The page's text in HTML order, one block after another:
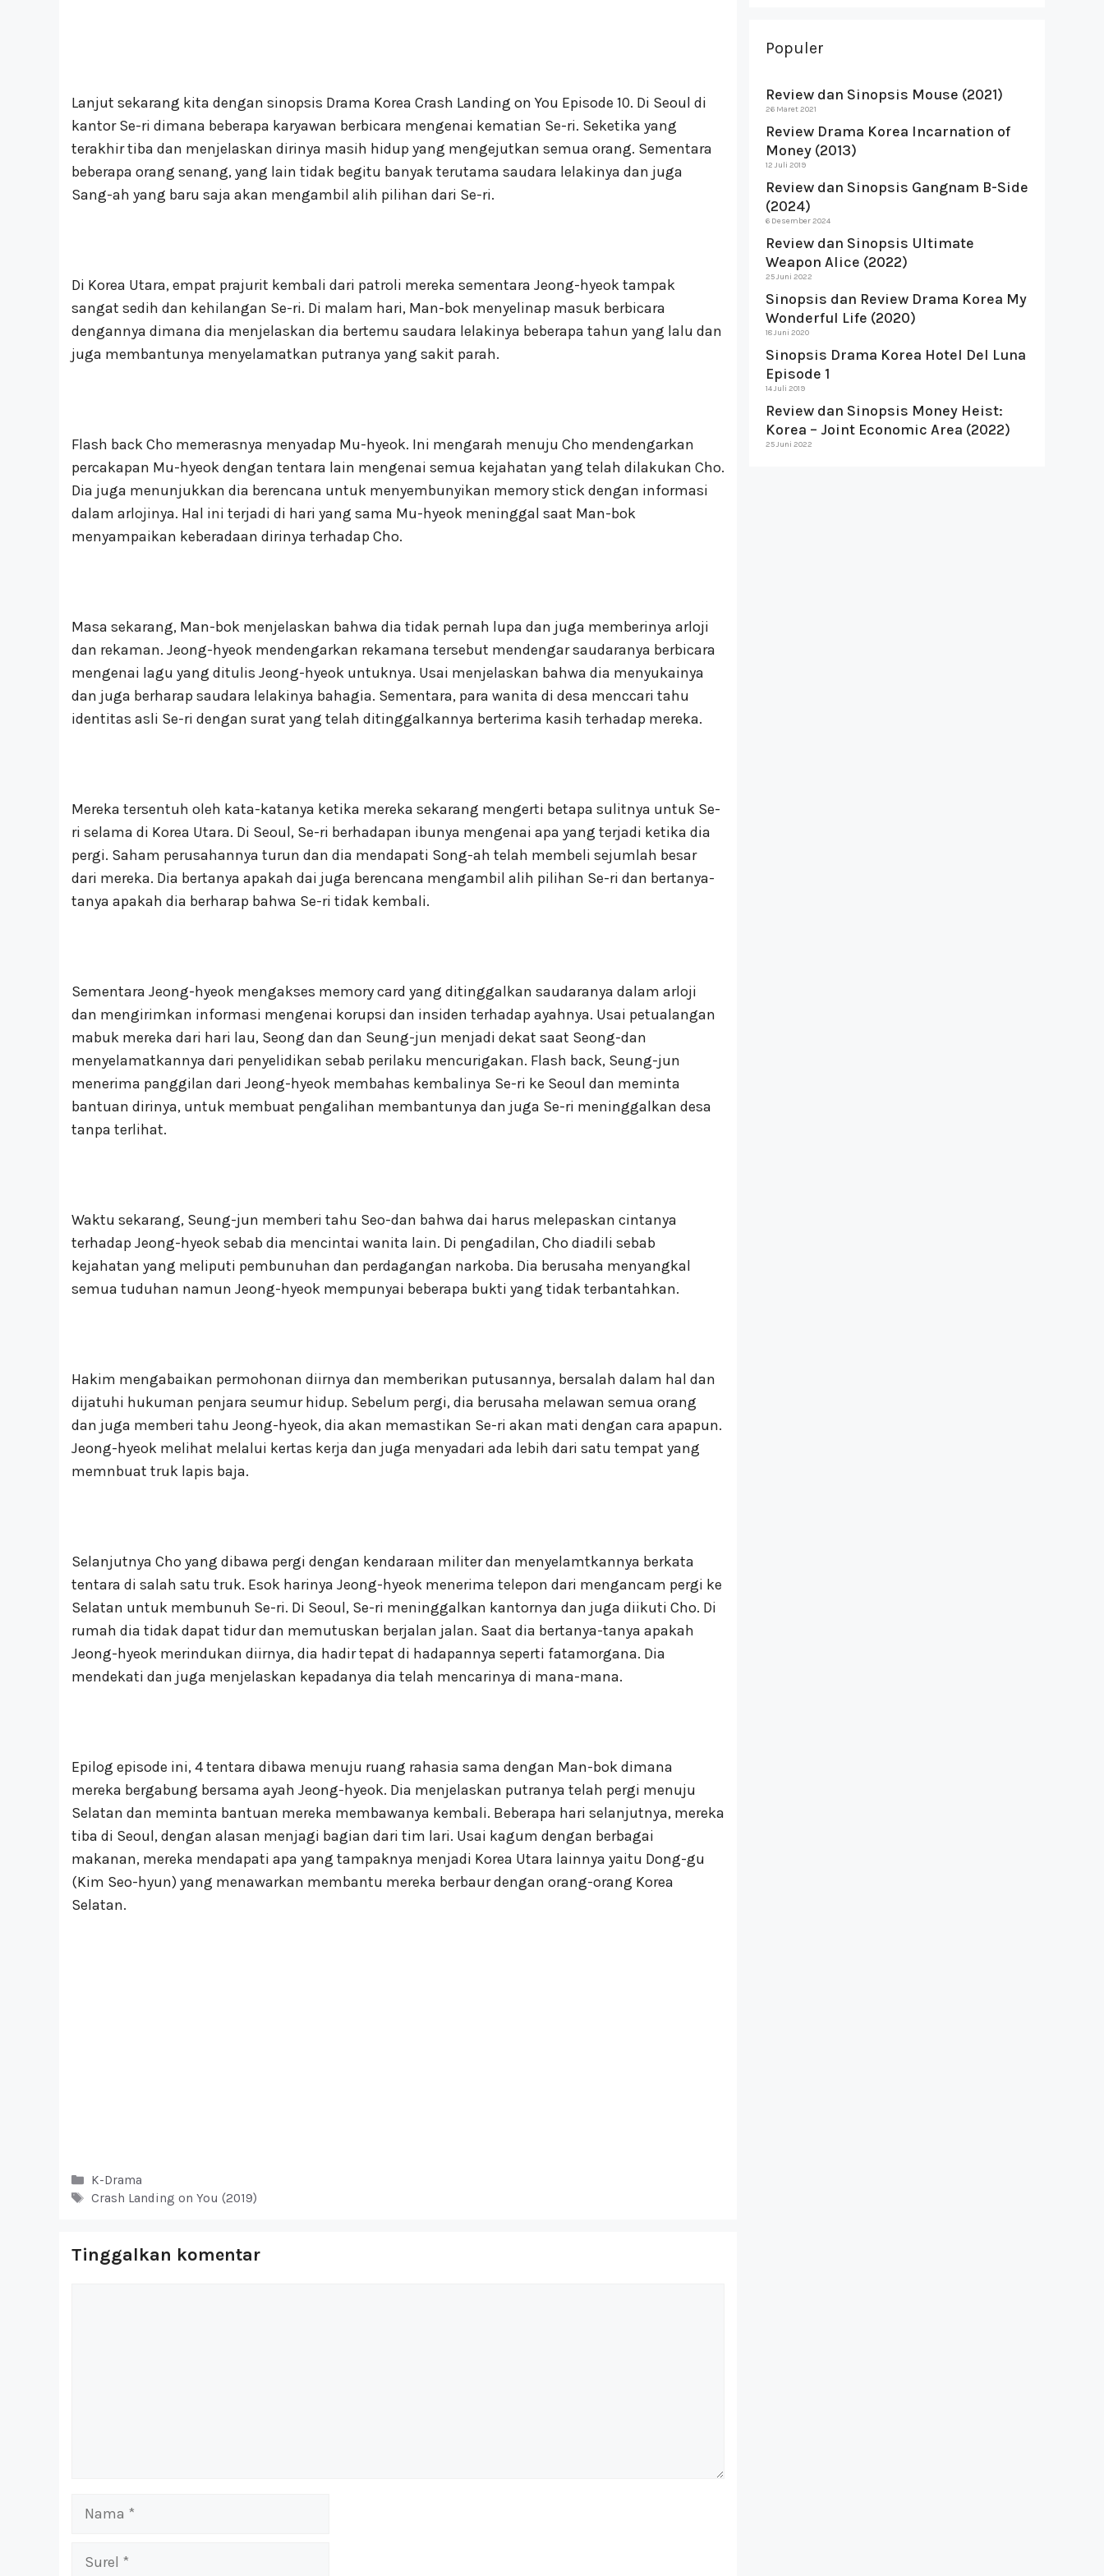
Lanjut sekarang kita dengan sinopsis Drama Korea Crash Landing on You Episode 10. Di Seoul di
kantor Se-ri dimana beberapa karyawan berbicara mengenai kematian Se-ri. Seketika yang
terakhir tiba dan menjelaskan dirinya masih hidup yang mengejutkan semua orang. Sementara
beberapa orang senang, yang lain tidak begitu banyak terutama saudara lelakinya dan juga
Sang-ah yang baru saja akan mengambil alih pilihan dari Se-ri.
Di Korea Utara, empat prajurit kembali dari patroli mereka sementara Jeong-hyeok tampak
sangat sedih dan kehilangan Se-ri. Di malam hari, Man-bok menyelinap masuk berbicara
dengannya dimana dia menjelaskan dia bertemu saudara lelakinya beberapa tahun yang lalu dan
juga membantunya menyelamatkan putranya yang sakit parah.
Flash back Cho memerasnya menyadap Mu-hyeok. Ini mengarah menuju Cho mendengarkan
percakapan Mu-hyeok dengan tentara lain mengenai semua kejahatan yang telah dilakukan Cho.
Dia juga menunjukkan dia berencana untuk menyembunyikan memory stick dengan informasi
dalam arlojinya. Hal ini terjadi di hari yang sama Mu-hyeok meninggal saat Man-bok
menyampaikan keberadaan dirinya terhadap Cho.
Masa sekarang, Man-bok menjelaskan bahwa dia tidak pernah lupa dan juga memberinya arloji
dan rekaman. Jeong-hyeok mendengarkan rekamana tersebut mendengar saudaranya berbicara
mengenai lagu yang ditulis Jeong-hyeok untuknya. Usai menjelaskan bahwa dia menyukainya
dan juga berharap saudara lelakinya bahagia. Sementara, para wanita di desa menccari tahu
identitas asli Se-ri dengan surat yang telah ditinggalkannya berterima kasih terhadap mereka.
Mereka tersentuh oleh kata-katanya ketika mereka sekarang mengerti betapa sulitnya untuk Se-
ri selama di Korea Utara. Di Seoul, Se-ri berhadapan ibunya mengenai apa yang terjadi ketika dia
pergi. Saham perusahannya turun dan dia mendapati Song-ah telah membeli sejumlah besar
dari mereka. Dia bertanya apakah dai juga berencana mengambil alih pilihan Se-ri dan bertanya-
tanya apakah dia berharap bahwa Se-ri tidak kembali.
Sementara Jeong-hyeok mengakses memory card yang ditinggalkan saudaranya dalam arloji
dan mengirimkan informasi mengenai korupsi dan insiden terhadap ayahnya. Usai petualangan
mabuk mereka dari hari lau, Seong dan dan Seung-jun menjadi dekat saat Seong-dan
menyelamatkannya dari penyelidikan sebab perilaku mencurigakan. Flash back, Seung-jun
menerima panggilan dari Jeong-hyeok membahas kembalinya Se-ri ke Seoul dan meminta
bantuan dirinya, untuk membuat pengalihan membantunya dan juga Se-ri meninggalkan desa
tanpa terlihat.
Waktu sekarang, Seung-jun memberi tahu Seo-dan bahwa dai harus melepaskan cintanya
terhadap Jeong-hyeok sebab dia mencintai wanita lain. Di pengadilan, Cho diadili sebab
kejahatan yang meliputi pembunuhan dan perdagangan narkoba. Dia berusaha menyangkal
semua tuduhan namun Jeong-hyeok mempunyai beberapa bukti yang tidak terbantahkan.
Hakim mengabaikan permohonan diirnya dan memberikan putusannya, bersalah dalam hal dan
dijatuhi hukuman penjara seumur hidup. Sebelum pergi, dia berusaha melawan semua orang
dan juga memberi tahu Jeong-hyeok, dia akan memastikan Se-ri akan mati dengan cara apapun.
Jeong-hyeok melihat melalui kertas kerja dan juga menyadari ada lebih dari satu tempat yang
memnbuat truk lapis baja.
Selanjutnya Cho yang dibawa pergi dengan kendaraan militer dan menyelamtkannya berkata
tentara di salah satu truk. Esok harinya Jeong-hyeok menerima telepon dari mengancam pergi ke
Selatan untuk membunuh Se-ri. Di Seoul, Se-ri meninggalkan kantornya dan juga diikuti Cho. Di
rumah dia tidak dapat tidur dan memutuskan berjalan jalan. Saat dia bertanya-tanya apakah
Jeong-hyeok merindukan diirnya, dia hadir tepat di hadapannya seperti fatamorgana. Dia
mendekati dan juga menjelaskan kepadanya dia telah mencarinya di mana-mana.
Epilog episode ini, 4 tentara dibawa menuju ruang rahasia sama dengan Man-bok dimana
mereka bergabung bersama ayah Jeong-hyeok. Dia menjelaskan putranya telah pergi menuju
Selatan dan meminta bantuan mereka membawanya kembali. Beberapa hari selanjutnya, mereka
tiba di Seoul, dengan alasan menjagi bagian dari tim lari. Usai kagum dengan berbagai
makanan, mereka mendapati apa yang tampaknya menjadi Korea Utara lainnya yaitu Dong-gu
(Kim Seo-hyun) yang menawarkan membantu mereka berbaur dengan orang-orang Korea
Selatan.
Kategori
K-Drama
Tag
Crash Landing on You (2019)
Tinggalkan komentar
Nama
Surel
Populer
Review dan Sinopsis Mouse (2021)
26 Maret 2021
Review Drama Korea Incarnation of
Money (2013)
12 Juli 2019
Review dan Sinopsis Gangnam B-Side
(2024)
6 Desember 2024
Review dan Sinopsis Ultimate
Weapon Alice (2022)
25 Juni 2022
Sinopsis dan Review Drama Korea My
Wonderful Life (2020)
18 Juni 2020
Sinopsis Drama Korea Hotel Del Luna
Episode 1
14 Juli 2019
Review dan Sinopsis Money Heist:
Korea – Joint Economic Area (2022)
25 Juni 2022